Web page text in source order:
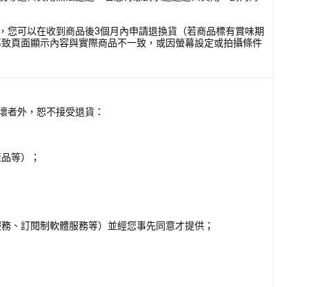
可以在收到商品後3個月內申請退換貨（若商品標有賞味期
頁面顯示內容與實際商品不一致，或因螢幕設定或拍攝條件
者外，恕不接受退貨：
等）；
、訂閱制軟體服務等）並經您事先同意才提供；